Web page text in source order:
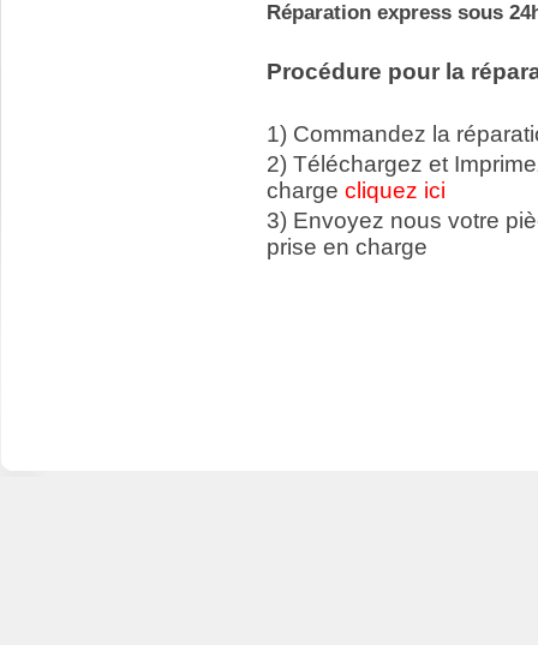
Réparation express sous
Procédure pour la
1) Commandez la
2) Téléchargez et
charge cliquez ici
3) Envoyez nous votre
prise en charge